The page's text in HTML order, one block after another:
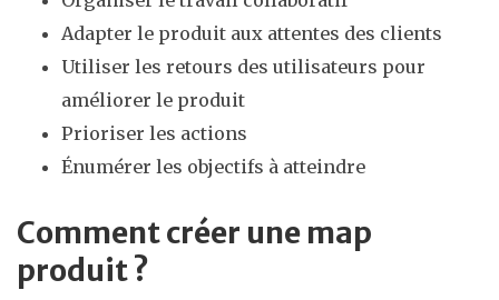
Adapter le produit aux attentes des clients
Utiliser les retours des utilisateurs pour
améliorer le produit
Prioriser les actions
Énumérer les objectifs à atteindre
Comment créer une map
produit ?